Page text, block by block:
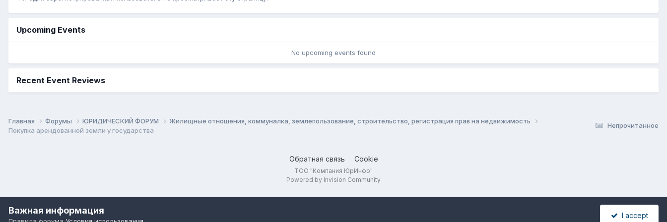
Upcoming Events
No upcoming events found
Recent Event Reviews
Непрочитанное
Главная Форумы ЮРИДИЧЕСКИЙ ФОРУМ
Жилищные отношения, коммуналка, землепользование, строительство, регистрация прав на недвижимость
Покупка арендованной земли у государства
Обратная связь Cookie
ТОО "Компания ЮрИнфо"
Powered by Invision Community
Важная информация I accept